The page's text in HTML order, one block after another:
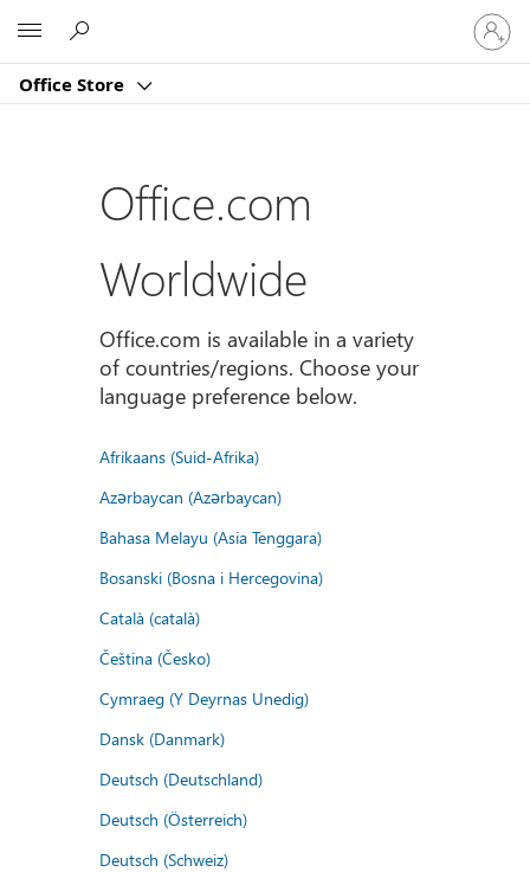
Office Store
Sign
in
to
account
Office.com
Worldwide
Office.com is available in a variety
of countries/regions. Choose your
language preference below.
Afrikaans (Suid-Afrika)
Azərbaycan (Azərbaycan)
Bahasa Melayu (Asia Tenggara)
Bosanski (Bosna i Hercegovina)
Català (català)
Čeština (Česko)
Cymraeg (Y Deyrnas Unedig)
Dansk (Danmark)
Deutsch (Deutschland)
Deutsch (Österreich)
Deutsch (Schweiz)